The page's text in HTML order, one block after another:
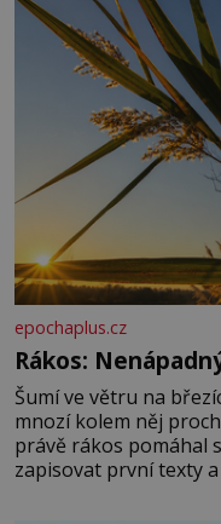
epochaplus.cz
Rákos:
Šumí ve větru na
mnozí kolem něj
právě rákos pomáhal
zapisovat první texty